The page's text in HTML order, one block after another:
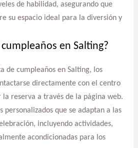
de habilidad, asegurando que
su espacio ideal para la diversión y
en Salting?
de cumpleaños en Salting, los
directamente con el centro
reserva a través de la página web.
personalizados que se adaptan a las
incluyendo actividades,
acondicionadas para los